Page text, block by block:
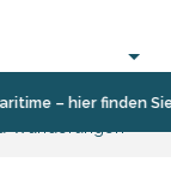
– hier finden